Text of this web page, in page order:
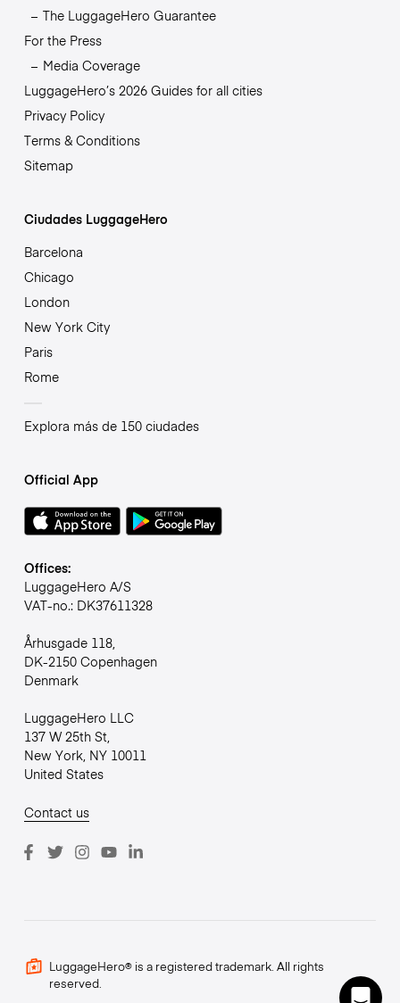
The LuggageHero Guarantee
For the Press
Media Coverage
LuggageHero’s 2026 Guides for all cities
Privacy Policy
Terms & Conditions
Sitemap
Ciudades LuggageHero
Barcelona
Chicago
London
New York City
Paris
Rome
Explora más de 150 ciudades
Official App
Offices:
LuggageHero A/S
VAT-no.: DK37611328
Århusgade 118,
DK-2150 Copenhagen
Denmark
LuggageHero LLC
137 W 25th St,
New York, NY 10011
United States
Contact us
LuggageHero® is a registered trademark. All rights
reserved.